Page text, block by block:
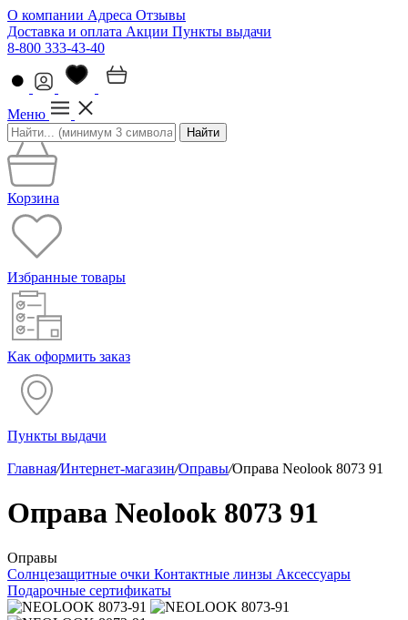
О компании Адреса Отзывы
Доставка и оплата Акции Пункты выдачи
8-800 333-43-40
Меню
Найти
Корзина
Избранные товары
Как оформить заказ
Пункты выдачи
Главная/Интернет-магазин/Оправы/Оправа Neolook 8073 91
Оправа Neolook 8073 91
Оправы
Солнцезащитные очки Контактные линзы Аксессуары
Подарочные сертификаты